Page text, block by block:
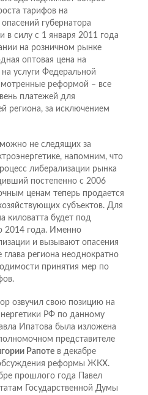
тарифов на
губернатора
в силу с 1 января 2011 года
на розничном рынке
оптовая цена на
услуги Федеральной
реформой – все
платежей для
региона, за исключением
не следящих за
напомним, что
либерализации рынка
постепенно с 2006
ценам теперь продается
субъектов. Для
киловатта будет под
2014 года. Именно
и вызывают опасения
глава региона неоднократно
принятия мер по
озвучил свою позицию на
РФ по данному
Ипатова была изложена
представителе
Рапоте в декабре
реформы ЖКХ.
прошлого года Павел
Государственной Думы